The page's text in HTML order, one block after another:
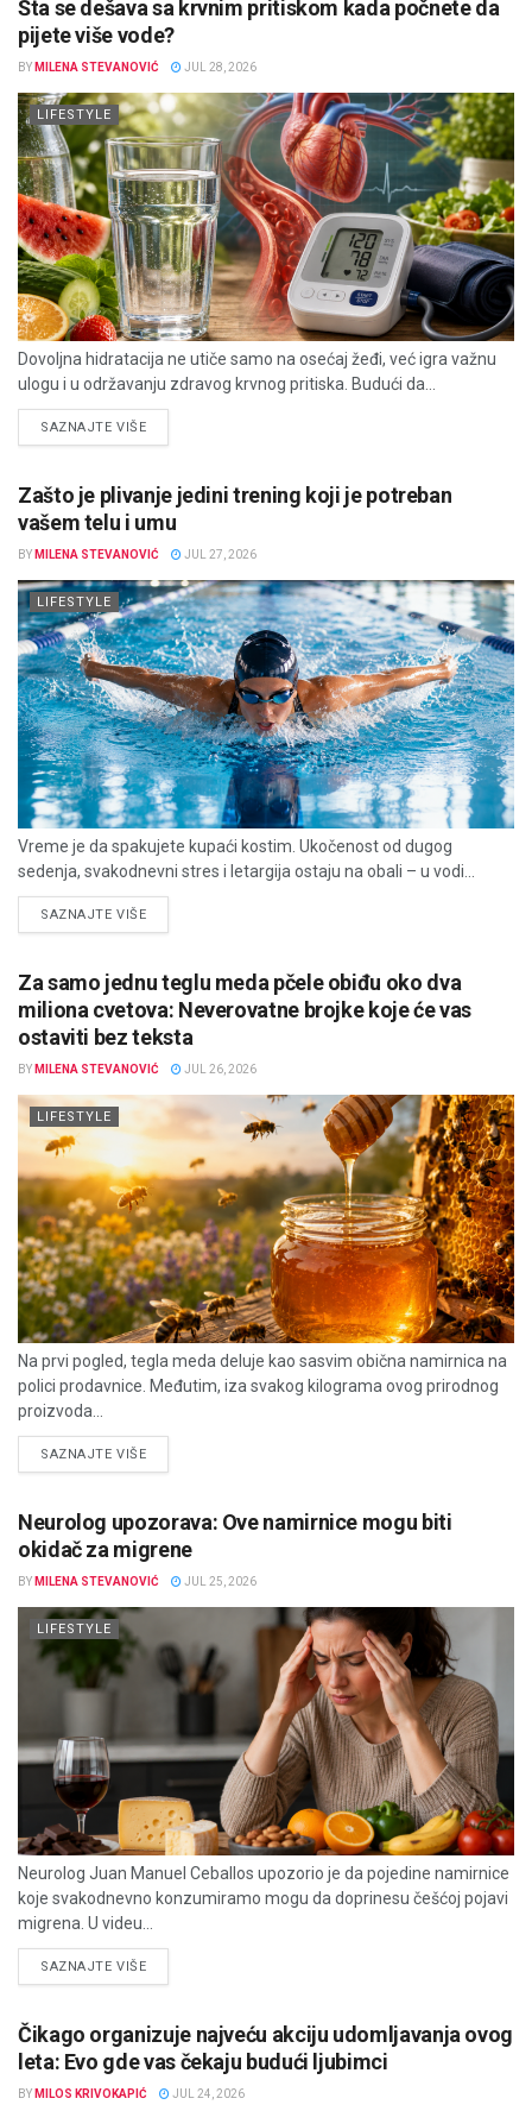
Šta se dešava sa krvnim pritiskom kada počnete da
pijete više vode?
BY MILENA STEVANOVIĆ JUL 28, 2026
LIFESTYLE
Dovoljna hidratacija ne utiče samo na osećaj žeđi, već igra važnu
ulogu i u održavanju zdravog krvnog pritiska. Budući da...
SAZNAJTE VIŠEDETAILS
Zašto je plivanje jedini trening koji je potreban
vašem telu i umu
BY MILENA STEVANOVIĆ JUL 27, 2026
LIFESTYLE
Vreme je da spakujete kupaći kostim. Ukočenost od dugog
sedenja, svakodnevni stres i letargija ostaju na obali – u vodi...
SAZNAJTE VIŠEDETAILS
Za samo jednu teglu meda pčele obiđu oko dva
miliona cvetova: Neverovatne brojke koje će vas
ostaviti bez teksta
BY MILENA STEVANOVIĆ JUL 26, 2026
LIFESTYLE
Na prvi pogled, tegla meda deluje kao sasvim obična namirnica na
polici prodavnice. Međutim, iza svakog kilograma ovog prirodnog
proizvoda...
SAZNAJTE VIŠEDETAILS
Neurolog upozorava: Ove namirnice mogu biti
okidač za migrene
BY MILENA STEVANOVIĆ JUL 25, 2026
LIFESTYLE
Neurolog Juan Manuel Ceballos upozorio je da pojedine namirnice
koje svakodnevno konzumiramo mogu da doprinesu češćoj pojavi
migrena. U videu...
SAZNAJTE VIŠEDETAILS
Čikago organizuje najveću akciju udomljavanja ovog
leta: Evo gde vas čekaju budući ljubimci
BY MILOS KRIVOKAPIĆ JUL 24, 2026